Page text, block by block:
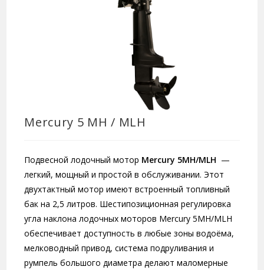
Mercury 5 MH / MLH
Подвесной лодочный мотор Mercury 5MH/MLH —
легкий, мощный и простой в обслуживании. Этот
двухтактный мотор имеют встроенный топливный
бак на 2,5 литров. Шестипозиционная регулировка
угла наклона лодочных моторов Mercury 5MH/MLH
обеспечивает доступность в любые зоны водоёма,
мелководный привод, система подруливания и
румпель большого диаметра делают маломерные